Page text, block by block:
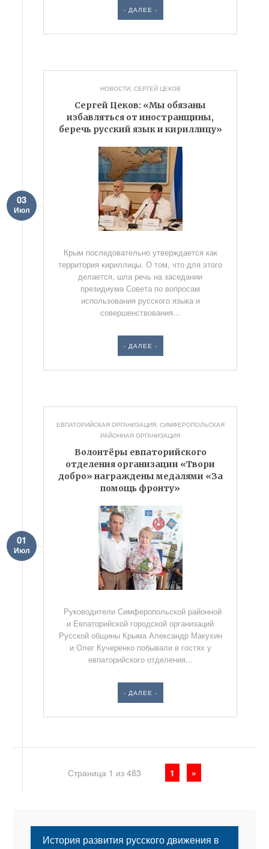
- ДАЛЕЕ -
НОВОСТИ, СЕРГЕЙ ЦЕКОВ
Сергей Цеков: «Мы обязаны
избавляться от иностранщины,
беречь русский язык и кириллицу»
03
Июл
Крым последовательно утверждается как
территория кириллицы. О том, что для этого
делается, шла речь на заседании
президиума Совета по вопросам
использования русского языка и
совершенствования...
- ДАЛЕЕ -
ЕВПАТОРИЙСКАЯ ОРГАНИЗАЦИЯ, СИМФЕРОПОЛЬСКАЯ
РАЙОННАЯ ОРГАНИЗАЦИЯ
Волонтёры евпаторийского
отделения организации «Твори
добро» награждены медалями «За
помощь фронту»
01
Июл
Руководители Симферопольской районной
и Евпаторийской городской организаций
Русской общины Крыма Александр Макухин
и Олег Кучеренко побывали в гостях у
евпаторийского отделения...
- ДАЛЕЕ -
Страница 1 из 483 1 »
История развития русского движения в